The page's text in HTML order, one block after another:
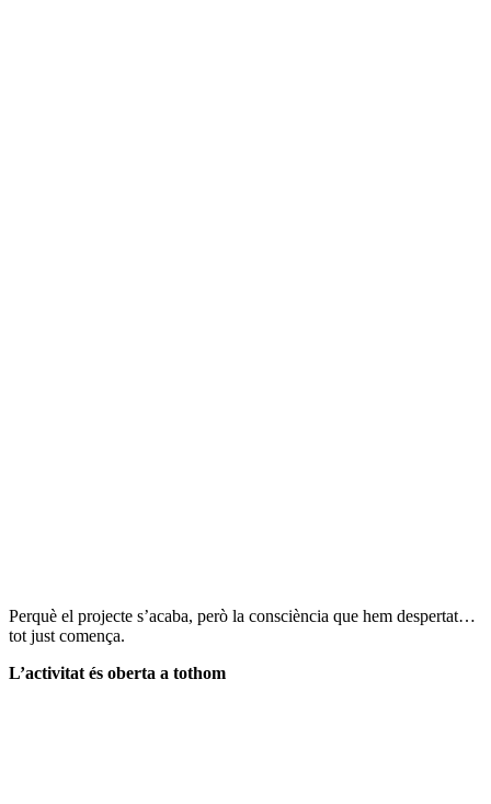
Perquè el projecte s’acaba, però la consciència que hem despertat…
tot just comença.
L’activitat és oberta a tothom